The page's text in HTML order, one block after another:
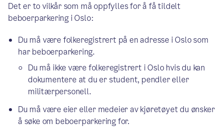
Det er to vilkår som må oppfylles for å få tildelt
beboerparkering i Oslo:
Du må være folkeregistrert på en adresse i Oslo som
har beboerparkering.
Du må ikke være folkeregistrert i Oslo hvis du kan
dokumentere at du er student, pendler eller
militærpersonell.
Du må være eier eller medeier av kjøretøyet du ønsker
å søke om beboerparkering for.